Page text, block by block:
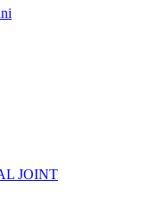
JOINT